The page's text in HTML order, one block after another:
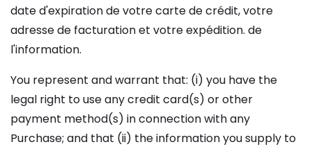
date d'expiration de votre carte de crédit, votre
adresse de facturation et votre expédition. de
l'information.
You represent and warrant that: (i) you have the
legal right to use any credit card(s) or other
payment method(s) in connection with any
Purchase; and that (ii) the information you supply to